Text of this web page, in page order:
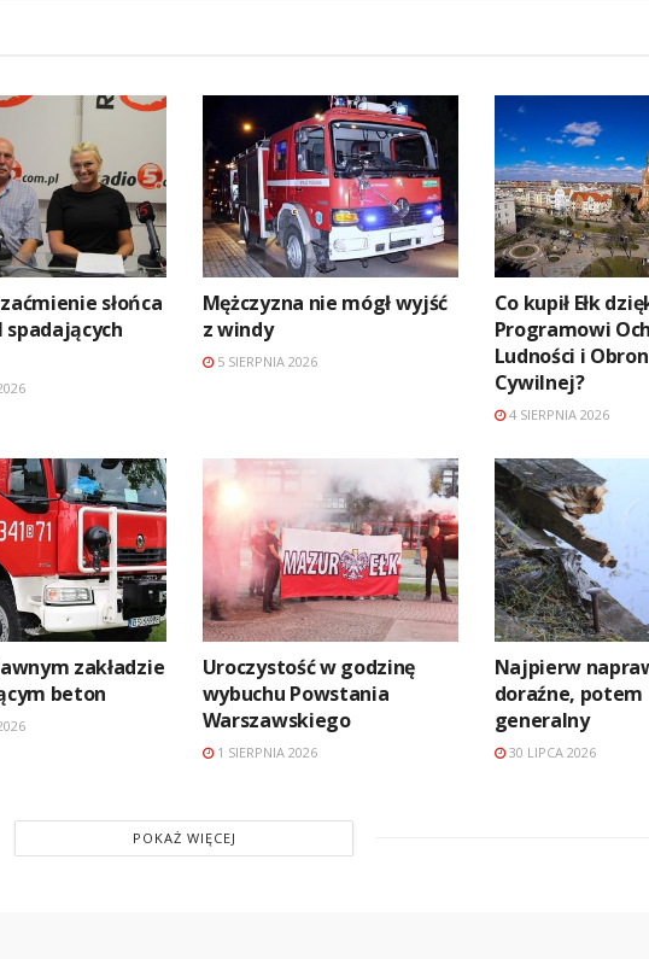
słońca
Mężczyzna nie mógł wyjść
z windy
5 SIERPNIA 2026
Co kupił Ełk
Programowi
Ludności i
Cywilnej?
4 SIERPNIA 2026
zakładzie
beton
Uroczystość w godzinę
wybuchu Powstania
Warszawskiego
1 SIERPNIA 2026
Najpierw
doraźne,
generalny
30 LIPCA 2026
POKAŻ WIĘCEJ